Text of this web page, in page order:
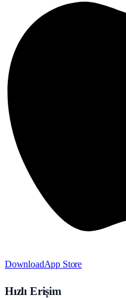
DownloadApp Store
Hızlı Erişim